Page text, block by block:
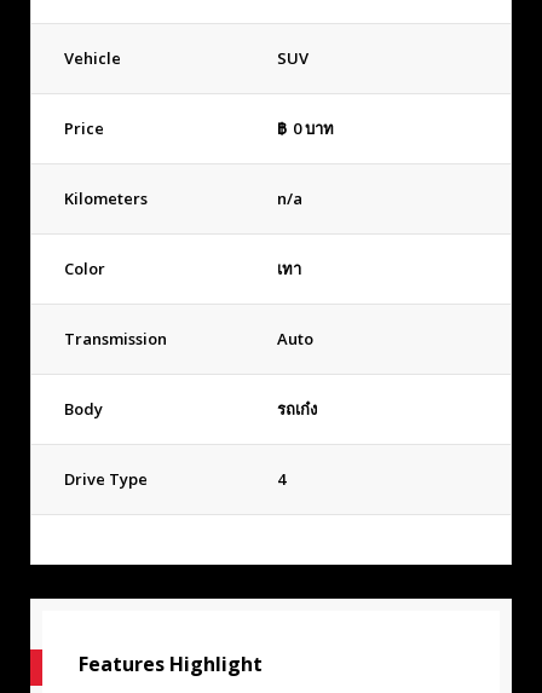
Vehicle SUV
Price ฿ 0บาท
Kilometers n/a
Color เทา
Transmission Auto
Body รถเก๋ง
Drive Type 4
Features Highlight